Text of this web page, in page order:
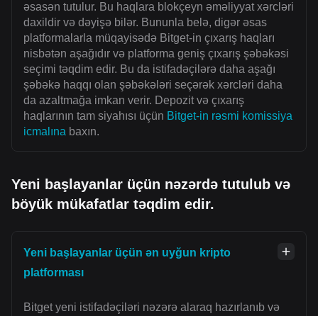
əsasən tutulur. Bu haqlara blokçeyn əməliyyat xərcləri
daxildir və dəyişə bilər. Bununla belə, digər əsas
platformalarla müqayisədə Bitget-in çıxarış haqları
nisbətən aşağıdır və platforma geniş çıxarış şəbəkəsi
seçimi təqdim edir. Bu da istifadəçilərə daha aşağı
şəbəkə haqqı olan şəbəkələri seçərək xərcləri daha
da azaltmağa imkan verir. Depozit və çıxarış
haqlarının tam siyahısı üçün Bitget-in rəsmi komissiya
icmalına baxın.
Yeni başlayanlar üçün nəzərdə tutulub və
böyük mükafatlar təqdim edir.
Yeni başlayanlar üçün ən uyğun kripto
platforması
Bitget yeni istifadəçiləri nəzərə alaraq hazırlanıb və